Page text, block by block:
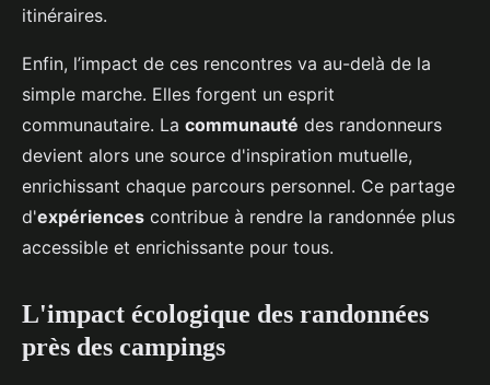
itinéraires.
Enfin, l’impact de ces rencontres va au-delà de la
simple marche. Elles forgent un esprit
communautaire. La communauté des randonneurs
devient alors une source d'inspiration mutuelle,
enrichissant chaque parcours personnel. Ce partage
d'expériences contribue à rendre la randonnée plus
accessible et enrichissante pour tous.
L'impact écologique des randonnées
près des campings